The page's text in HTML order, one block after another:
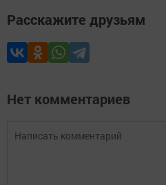
Расскажите друзьям
Нет комментариев